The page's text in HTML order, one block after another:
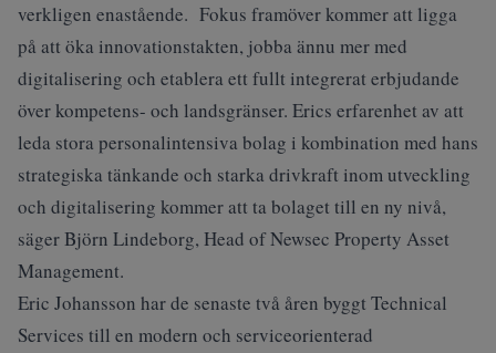
verkligen enastående. Fokus framöver kommer att ligga
på att öka innovationstakten, jobba ännu mer med
digitalisering och etablera ett fullt integrerat erbjudande
över kompetens- och landsgränser. Erics erfarenhet av att
leda stora personalintensiva bolag i kombination med hans
strategiska tänkande och starka drivkraft inom utveckling
och digitalisering kommer att ta bolaget till en ny nivå,
säger Björn Lindeborg, Head of Newsec Property Asset
Management.
Eric Johansson har de senaste två åren byggt Technical
Services till en modern och serviceorienterad